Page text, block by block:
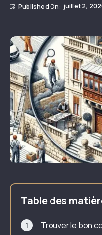
juillet 2,
Table des
Trouver le bon